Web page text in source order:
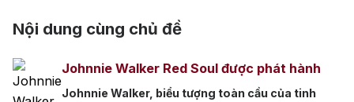
Nội dung cùng chủ đề
Johnnie Walker Red Soul được phát hành
Johnnie Walker, biểu tượng toàn cầu của tinh